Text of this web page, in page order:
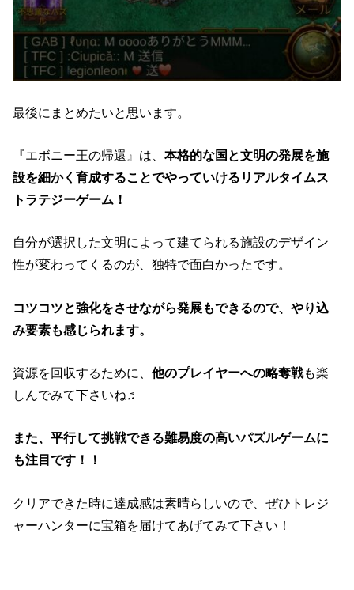
最後にまとめたいと思います。
『エボニー王の帰還』は、本格的な国と文明の発展を施
設を細かく育成することでやっていけるリアルタイムス
トラテジーゲーム！
自分が選択した文明によって建てられる施設のデザイン
性が変わってくるのが、独特で面白かったです。
コツコツと強化をさせながら発展もできるので、やり込
み要素も感じられます。
資源を回収するために、他のプレイヤーへの略奪戦も楽
しんでみて下さいね♬
また、平行して挑戦できる難易度の高いパズルゲームに
も注目です！！
クリアできた時に達成感は素晴らしいので、ぜひトレジ
ャーハンターに宝箱を届けてあげてみて下さい！